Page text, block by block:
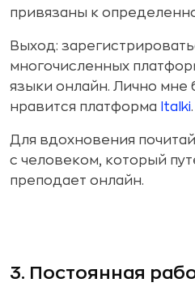
привязаны к
Выход:
многочисленных
языки онлайн. Лично мне
нравится платформа
Italki.
Для вдохновения
с человеком, который
преподает онлайн.
3. Постоянная